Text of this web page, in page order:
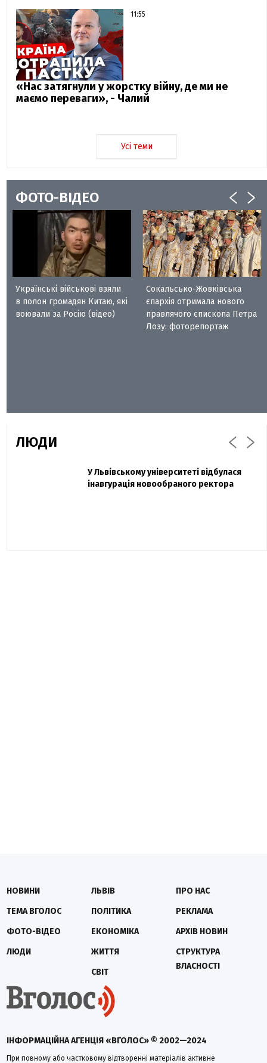
11:55
«Нас затягнули у жорстку війну, де ми не
маємо переваги», - Чалий
Усі теми
ФОТО-ВІДЕО
Українські військові взяли
в полон громадян Китаю, які
воювали за Росію (відео)
Сокальсько-Жовківська
єпархія отримала нового
правлячого єпископа Петра
Лозу: фоторепортаж
ЛЮДИ
Павло Дак
Захисник "Азовсталі" Діанов вдруге
одружився та показав фото з весілля
У Львівському університеті відбулася
інавгурація новообраного ректора
ІНФОРМАЦІЙНА АГЕНЦІЯ «ВГОЛОС» © 2002—2024
При повному або частковому відтворенні матеріалів активне
НОВИНИ
ТЕМА ВГОЛОС
ФОТО-ВІДЕО
ЛЮДИ
ЛЬВІВ
ПОЛІТИКА
ЕКОНОМІКА
ЖИТТЯ
СВІТ
ПРО НАС
РЕКЛАМА
АРХІВ НОВИН
СТРУКТУРА
ВЛАСНОСТІ